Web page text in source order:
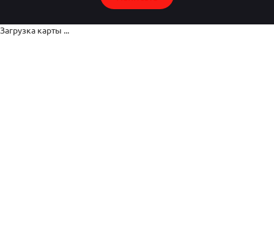
Загрузка карты ...